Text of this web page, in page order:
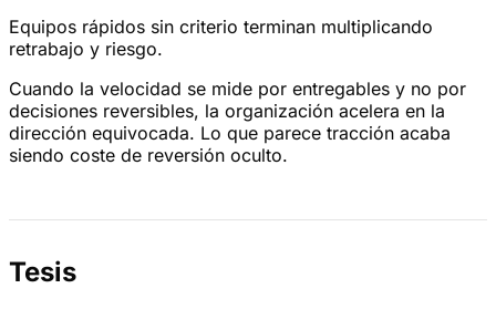
Equipos rápidos sin criterio terminan multiplicando
retrabajo y riesgo.
Cuando la velocidad se mide por entregables y no por
decisiones reversibles, la organización acelera en la
dirección equivocada. Lo que parece tracción acaba
siendo coste de reversión oculto.
Tesis